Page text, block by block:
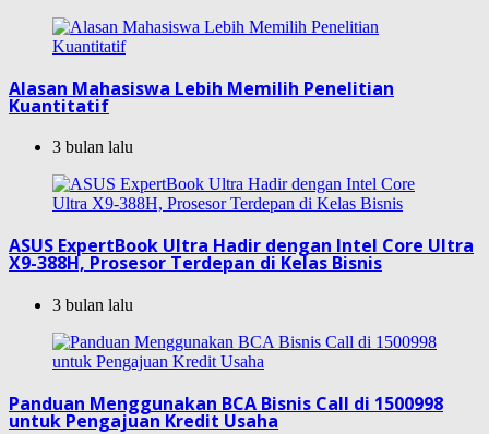
Alasan Mahasiswa Lebih Memilih Penelitian
Kuantitatif
3 bulan lalu
ASUS ExpertBook Ultra Hadir dengan Intel Core Ultra
X9-388H, Prosesor Terdepan di Kelas Bisnis
3 bulan lalu
Panduan Menggunakan BCA Bisnis Call di 1500998
untuk Pengajuan Kredit Usaha